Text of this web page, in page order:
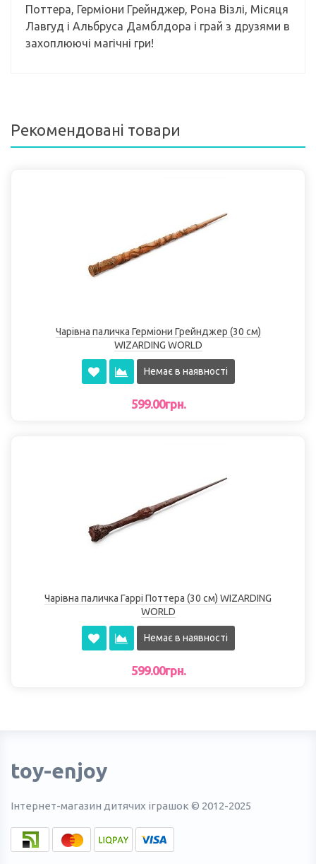
Поттера, Герміони Грейнджер, Рона Візлі, Місяця
Лавгуд і Альбруса Дамблдора і грай з друзями в
захоплюючі магічні гри!
Рекомендовані товари
Чарівна паличка Герміони Грейнджер (30 см)
WIZARDING WORLD
Немає в наявності
599.00грн.
Чарівна паличка Гаррі Поттера (30 см) WIZARDING
WORLD
Немає в наявності
599.00грн.
toy-enjoy
Інтернет-магазин дитячих іграшок © 2012-2025